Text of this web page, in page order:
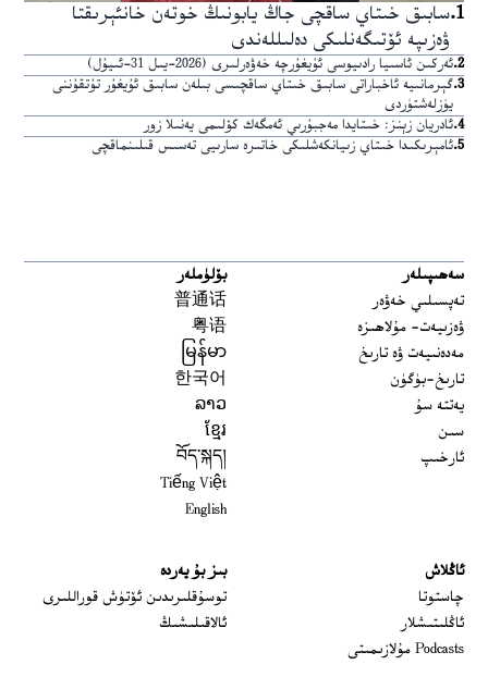
1
.سابىق خىتاي ساقچى جاڭ يابونىڭ خوتەن خانئېرىقتا
ۋەزىپە ئۆتىگەنلىكى دەلىللەندى
2
.ئەركىن ئاسىيا رادىيوسى ئۇيغۇرچە خەۋەرلىرى (2026-يىل 31-ئىيۇل)
3
.گېرمانىيە ئاخباراتى سابىق خىتاي ساقچىسى بىلەن سابىق ئۇيغۇر تۇتقۇننى
يۈزلەشتۈردى
4
.ئادريان زېنز: خىتايدا مەجبۇرىي ئەمگەك كۆلىمى يەنىلا زور
5
.ئامېرىكىدا خىتاي زىيانكەشلىكى خاتىرە سارىيى تەسىس قىلىنماقچى
سەھىپىلەر
تەپسىلىي خەۋەر
ۋەزىيەت- مۇلاھىزە
مەدەنىيەت ۋە تارىخ
تارىخ-بۈگۈن
يەتتە سۇ
سىن
ئارخىپ
بۆلۈملەر
普通话
粤语
မြန်မာ
한국어
ລາວ
ខ្មែរ
བོད་སྐད།
Tiếng Việt
English
ئاڭلاش
چاستوتا
ئاڭلىتىشلار
Podcasts مۇلازىمىتى
بىز بۇ يەردە
توسۇقلىرىدىن ئۆتۈش قوراللىرى
ئالاقىلىشىڭ